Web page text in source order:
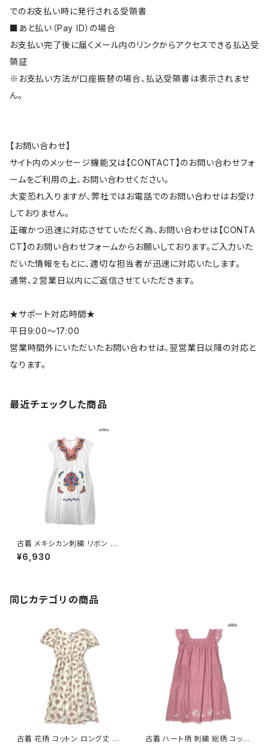
でのお支払い時に発行される受領書
■あと払い（Pay ID）の場合
お支払い完了後に届くメール内のリンクからアクセスできる払込受
領証
※お支払い方法が口座振替の場合、払込受領書は表示されませ
ん。
【お問い合わせ】
サイト内のメッセージ機能又は【CONTACT】のお問い合わせフォ
ームをご利用の上、お問い合わせください。
大変恐れ入りますが、弊社ではお電話でのお問い合わせはお受け
しておりません。
正確かつ迅速に対応させていただく為、お問い合わせは【CONTA
CT】のお問い合わせフォームからお願いしております。ご入力いた
だいた情報をもとに、適切な担当者が迅速に対応いたします。
通常、２営業日以内にご返信させていただきます。
★サポート対応時間★
平日9:00～17:00
営業時間外にいただいたお問い合わせは、翌営業日以降の対応と
なります。
最近チェックした商品
古着 メキシカン刺繍 リボン ス
リット 花柄 コットン ロング丈 半
袖 ワンピース 白 オレンジ (otu
¥6,930
同じカテゴリの商品
古着 花柄 コットン ロング丈 半
古着 ハート柄 刺繍 総柄 コット